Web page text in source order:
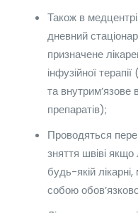
Також в
дневний
призначене
інфузійної
та
препаратів);
Проводяться
зняття швіві
будь-якій
собою